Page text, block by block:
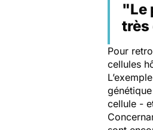
"Le
très
Pour
cellules
cellule -